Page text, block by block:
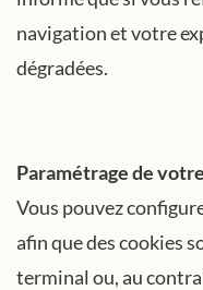
navigation et votre
dégradées.
Paramétrage de
Vous pouvez
afin que des cookies
terminal ou, au